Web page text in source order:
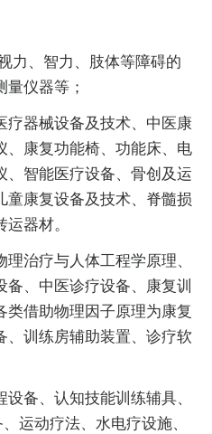
力、智力、肢体等障碍的
仪器等；
疗器械设备及技术、中医康
、康复功能椅、功能床、电
、智能医疗设备、骨创及运
童康复设备及技术、脊髓损
器材。
治疗与人体工程学原理、
、中医诊疗设备、康复训
借助物理因子原理为康复
、训练房辅助装置、诊疗软
备、认知技能训练辅具、
运动疗法、水电疗设施、